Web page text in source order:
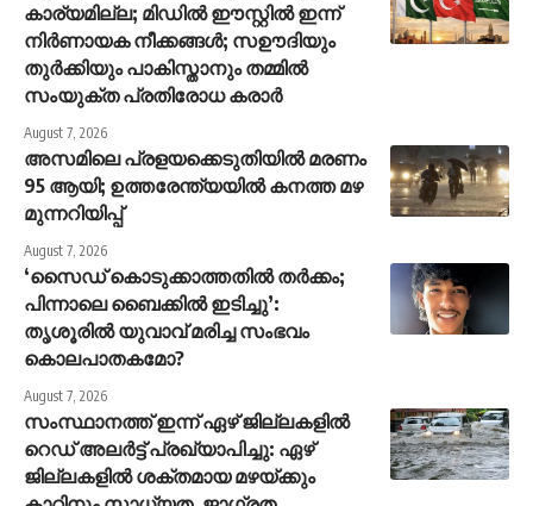
കാര്യമില്ല; മിഡില്‍ ഈസ്റ്റില്‍ ഇന്ന്
നിര്‍ണായക നീക്കങ്ങള്‍; സഊദിയും
തുര്‍ക്കിയും പാകിസ്താനും തമ്മില്‍
സംയുക്ത പ്രതിരോധ കരാര്‍
August 7, 2026
അസമിലെ പ്രളയക്കെടുതിയില്‍ മരണം
95 ആയി; ഉത്തരേന്ത്യയില്‍ കനത്ത മഴ
മുന്നറിയിപ്പ്
August 7, 2026
‘സൈ‍ഡ് കൊടുക്കാത്തതിൽ തർക്കം;
പിന്നാലെ ബൈക്കിൽ ഇടിച്ചു’:
തൃശൂരിൽ യുവാവ് മരിച്ച സംഭവം
കൊലപാതകമോ?
August 7, 2026
സംസ്ഥാനത്ത് ഇന്ന് ഏഴ് ജില്ലകളില്‍
റെഡ് അലർട്ട് പ്രഖ്യാപിച്ചു: ഏഴ്
ജില്ലകളില്‍ ശക്തമായ മഴയ്ക്കും